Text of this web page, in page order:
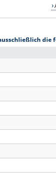
die